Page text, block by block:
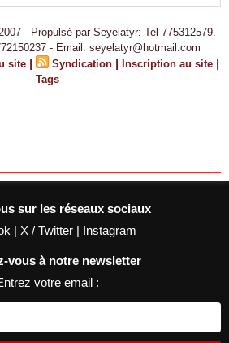
- Propulsé par Seyelatyr: Tel 775312579.
- Email: seyelatyr@hotmail.com
site | Syndication | Inscription au site |
Tags
sur les réseaux sociaux
| X / Twitter | Instagram
vous à notre newsletter
votre email :